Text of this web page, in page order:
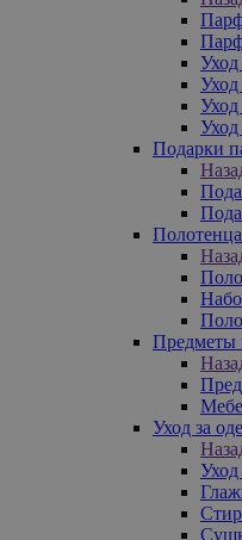
Уход
Уход
Уход
Подарки
Полотенца
Предметы
Уход за